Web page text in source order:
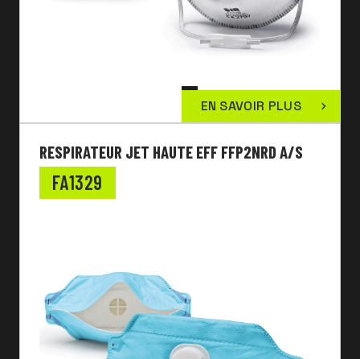
EN SAVOIR PLUS
RESPIRATEUR JET HAUTE EFF FFP2NRD A/S
FA1329